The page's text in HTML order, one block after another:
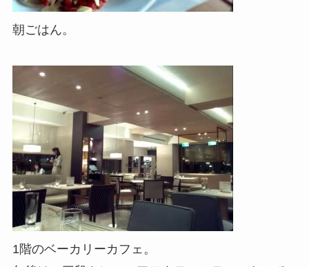
朝ごはん。
1階のベーカリーカフェ。